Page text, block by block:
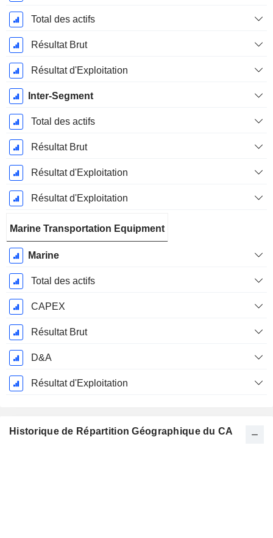
Total des actifs
Résultat Brut
Résultat d'Exploitation
Inter-Segment
Total des actifs
Résultat Brut
Résultat d'Exploitation
Résultat d'Exploitation
Marine Transportation Equipment
Marine
Total des actifs
CAPEX
Résultat Brut
D&A
Résultat d'Exploitation
Historique de Répartition Géographique du CA